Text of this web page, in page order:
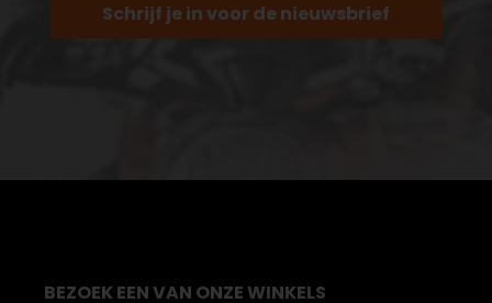
Schrijf je in voor de nieuwsbrief
BEZOEK EEN VAN ONZE WINKELS